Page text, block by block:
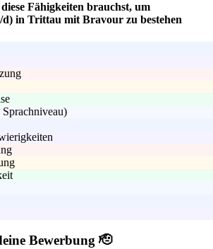
Fähigkeiten brauchst, um
d) in Trittau mit Bravour zu bestehen
Bewerbung 🫡